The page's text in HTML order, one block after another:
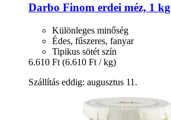
Darbo Finom erdei méz, 1 kg
Különleges minőség
Édes, fűszeres, fanyar
Tipikus sötét szín
6.610 Ft (6.610 Ft / kg)
Szállítás eddig: augusztus 11.